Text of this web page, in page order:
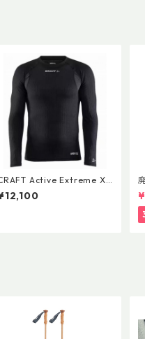
Active Extreme X
袖クルーネック 1909679